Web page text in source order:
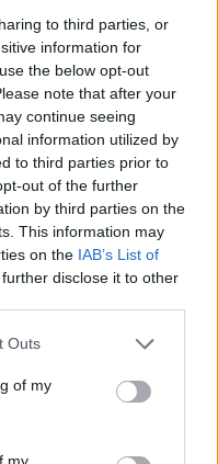
to third parties, or
information for
the below opt-out
note that after your
continue seeing
information utilized by
to third parties prior to
out of the further
by third parties on the
This information may
on the IAB’s List of
disclose it to other
Outs
of my
my